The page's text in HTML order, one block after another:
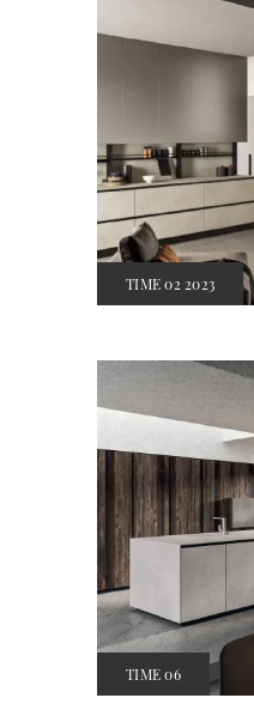
TIME 02 2023
TIME 06